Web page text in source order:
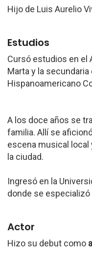
Hijo de Luis Aurelio
Estudios
Cursó estudios en el
Marta y la secundaria
Hispanoamericano
A los doce años se
familia. Allí se
escena musical local
la ciudad.
Ingresó en la
donde se
Actor
Hizo su debut como